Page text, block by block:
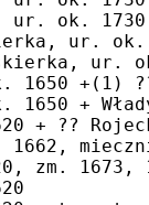
1730 +
ur. ok.
ur.
1650 +(1)
1650 +
+ ??
zm. 1673,